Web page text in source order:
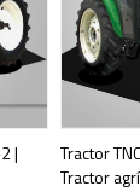
|
Tractor
Tractor